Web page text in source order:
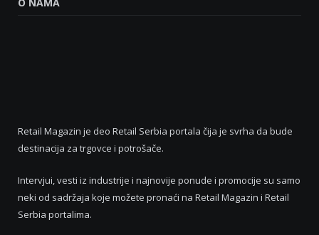
Retail Magazin je deo Retail Serbia portala čija je svrha da bude
destinacija za trgovce i potrošače.
Intervjui, vesti iz industrije i najnovije ponude i promocije su samo
neki od sadržaja koje možete pronaći na Retail Magazin i Retail
Serbia portalima.